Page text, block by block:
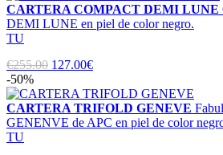
CARTERA COMPACT DEMI LUNE
DEMI LUNE en piel de color negro.
TU
€255.00 127.00€
-50%
CARTERA TRIFOLD GENEVE
GENENVE de APC en piel de color
TU